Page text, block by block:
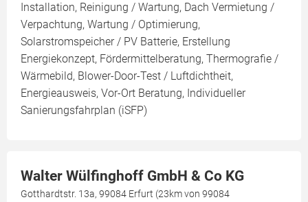
Installation, Reinigung / Wartung, Dach Vermietung /
Verpachtung, Wartung / Optimierung,
Solarstromspeicher / PV Batterie, Erstellung
Energiekonzept, Fördermittelberatung, Thermografie /
Wärmebild, Blower-Door-Test / Luftdichtheit,
Energieausweis, Vor-Ort Beratung, Individueller
Sanierungsfahrplan (iSFP)
Walter Wülfinghoff GmbH & Co KG
Gotthardtstr. 13a, 99084 Erfurt (23km von 99084